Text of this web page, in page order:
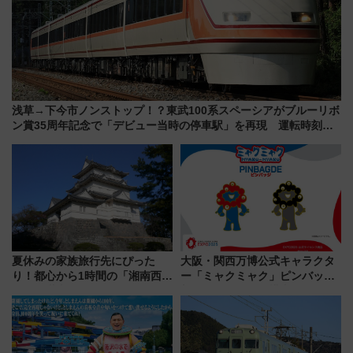
浅草→下今市ノンストップ！？東武100系スペーシアがブルーリボ
ン賞35周年記念で「デビュー当時の停車駅」を再現 運転時刻や
夏休みの家族旅行先にぴった
り！都心から1時間の「湘南西エ
島とは異なる魅力を持つ今夏の
注目スポット
大阪・関西万博公式キャラクタ
ー「ミャクミャク」ピンバッジ
中旬発売